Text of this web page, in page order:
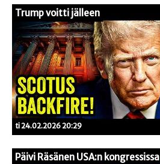
Trump voitti jälleen
ti 24.02.2026 20:29
Päivi Räsänen USA:n kongressissa